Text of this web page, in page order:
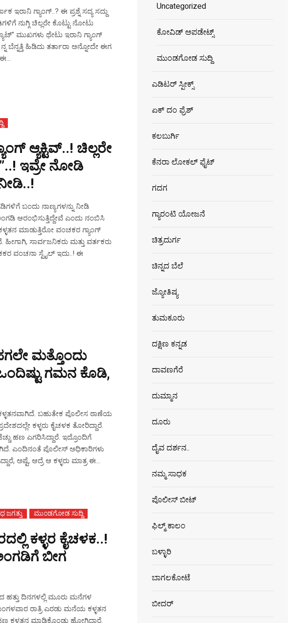
ಗ್ಯಾಂಗ್..? ಈ ಪ್ರಶ್ನೆ ಸದ್ಯ ಸದ್ದು
ನುಗ್ಗಿ ಚಿಲ್ಲರೇ ಕೊಟ್ಟು ನೋಟು
ಮುಖಗಳು ಥೇಟು ಇರಾನಿ ಗ್ಯಾಂಗ್
ಬೆನ್ನತ್ತಿ ಹಿಡಿದು ತರ್ತಾರಾ ಅನ್ನೋದೇ ಈಗ
ಆ್ಯಕ್ಟಿವ್..! ಚಿಲ್ಲರೇ
ಇವ್ರೇ ನೋಡಿ
ಬಂದು ನಾಣ್ಯಗಳನ್ನು ನೀಡಿ
ಆರಂಭಿಸುತ್ತಿದ್ದೇವೆ ಎಂದು ನಂಬಿಸಿ
ಮಾಡುತ್ತಿರೋ ವಂಚಕರ ಗ್ಯಾಂಗ್
ಸಾರ್ವಜನಿಕರು ಮತ್ತು ವರ್ತಕರು
ವಂಚನಾ ಸ್ಟೈಲ್ ಇದು..! ​ಈ
ಮತ್ತೊಂದು
ಗಮನ ಕೊಡಿ,
ಬಹುತೇಕ ಪೊಲೀಸ ಠಾಣೆಯ
ಕಳ್ಳರು ಕೈಚಳಕ ತೋರಿದ್ದಾರೆ.
ಹಣ ಎಗರಿಸಿದ್ದಾರೆ. ಇದ್ರೊಂದಿಗೆ
ಎಂದಿನಂತೆ ಪೊಲೀಸ್ ಅಧಿಕಾರಿಗಳು
ಅಷ್ಟೆ, ಆದ್ರೆ ಆ ಕಳ್ಳರು ಮಾತ್ರ ಈ...
ಜಗತ್ತು ಮುಂಡಗೋಡ ಸುದ್ದಿ
ಕಳ್ಳರ ಕೈಚಳಕ..!
ಬೀಗ
ದಿನಗಳಲ್ಲಿ ಮೂರು ಮನೆಗಳ
ರಾತ್ರಿ ಎರಡು ಮನೆಯ ಕಳ್ಳತನ
ಕಳ್ಳತನ ಮಾಡಿಕೊಂಡು ಹೋಗಿದ್ದಾರೆ.
Uncategorized
ಕೋವಿಡ್ ಅಪಡೇಟ್ಸ್
ಮುಂಡಗೋಡ ಸುದ್ದಿ
ಎಡಿಟರ್ ಸ್ಪೀಕ್ಸ್
ಏಕ್ ದಂ ಫ್ರೆಶ್
ಕಲಬುರ್ಗಿ
ಕೆನರಾ ಲೋಕಲ್ ಫೈಟ್
ಗದಗ
ಗ್ಯಾರಂಟಿ ಯೋಜನೆ
ಚಿತ್ರದುರ್ಗ
ಚಿನ್ನದ ಬೆಲೆ
ಜ್ಯೋತಿಷ್ಯ
ತುಮಕೂರು
ದಕ್ಷಿಣ ಕನ್ನಡ
ದಾವಣಗೆರೆ
ದುಮ್ಮಾನ
ದೂರು
ದೈವ ದರ್ಶನ..
ನಮ್ಮ ಸಾಧಕ
ಪೊಲೀಸ್ ಬೀಟ್
ಫಿಲ್ಮ್ ಕಾಲಂ
ಬಳ್ಳಾರಿ
ಬಾಗಲಕೋಟೆ
ಬೀದರ್